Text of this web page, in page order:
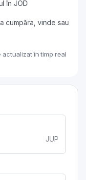
în JOD
cumpăra, vinde sau
actualizat în timp real
JUP